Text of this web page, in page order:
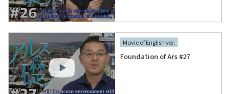
Movie of English ver.
Foundation of Ars #27